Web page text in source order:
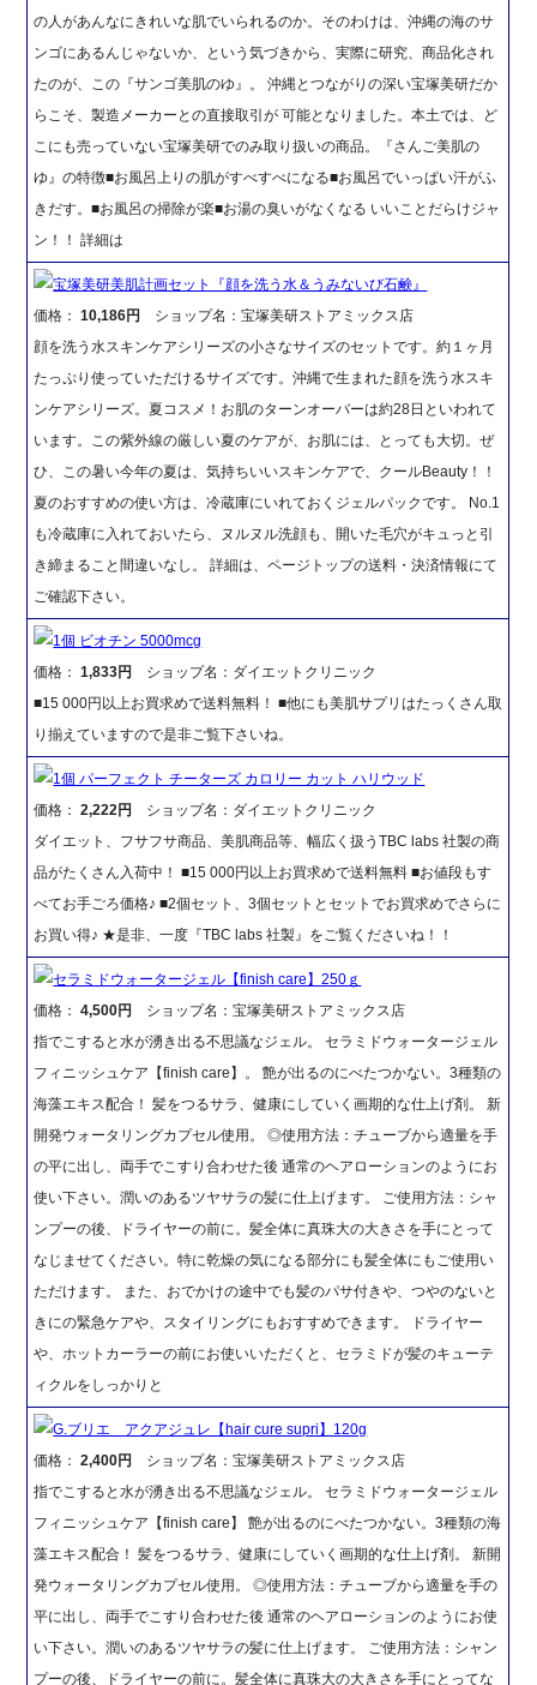
の人があんなにきれいな肌でいられるのか。そのわけは、沖縄の海のサ
ンゴにあるんじゃないか、という気づきから、実際に研究、商品化され
たのが、この『サンゴ美肌のゆ』。 沖縄とつながりの深い宝塚美研だか
らこそ、製造メーカーとの直接取引が 可能となりました。本土では、ど
こにも売っていない宝塚美研でのみ取り扱いの商品。『さんご美肌の
ゆ』の特徴■お風呂上りの肌がすべすべになる■お風呂でいっぱい汗がふ
きだす。■お風呂の掃除が楽■お湯の臭いがなくなる いいことだらけジャ
ン！！ 詳細は
宝塚美研美肌計画セット『顔を洗う水＆うみないび石鹸』
価格：10,186円
ショップ名：宝塚美研ストアミックス店
顔を洗う水スキンケアシリーズの小さなサイズのセットです。約１ヶ月
たっぷり使っていただけるサイズです。沖縄で生まれた顔を洗う水スキ
ンケアシリーズ。夏コスメ！お肌のターンオーバーは約28日といわれて
います。この紫外線の厳しい夏のケアが、お肌には、とっても大切。ぜ
ひ、この暑い今年の夏は、気持ちいいスキンケアで、クールBeauty！！
夏のおすすめの使い方は、冷蔵庫にいれておくジェルパックです。 No.1
も冷蔵庫に入れておいたら、ヌルヌル洗顔も、開いた毛穴がキュっと引
き締まること間違いなし。 詳細は、ページトップの送料・決済情報にて
ご確認下さい。
1個 ビオチン 5000mcg
価格：1,833円
ショップ名：ダイエットクリニック
■15 000円以上お買求めで送料無料！ ■他にも美肌サプリはたっくさん取
り揃えていますので是非ご覧下さいね。
1個 パーフェクト チーターズ カロリー カット ハリウッド
価格：2,222円
ショップ名：ダイエットクリニック
ダイエット、フサフサ商品、美肌商品等、幅広く扱うTBC labs 社製の商
品がたくさん入荷中！ ■15 000円以上お買求めで送料無料 ■お値段もす
べてお手ごろ価格♪ ■2個セット、3個セットとセットでお買求めでさらに
お買い得♪ ★是非、一度『TBC labs 社製』をご覧くださいね！！
セラミドウォータージェル【finish care】250ｇ
価格：4,500円
ショップ名：宝塚美研ストアミックス店
指でこすると水が湧き出る不思議なジェル。 セラミドウォータージェル
フィニッシュケア【finish care】。 艶が出るのにべたつかない。3種類の
海藻エキス配合！ 髪をつるサラ、健康にしていく画期的な仕上げ剤。 新
開発ウォータリングカプセル使用。 ◎使用方法：チューブから適量を手
の平に出し、両手でこすり合わせた後 通常のヘアローションのようにお
使い下さい。潤いのあるツヤサラの髪に仕上げます。 ご使用方法：シャ
ンプーの後、ドライヤーの前に。髪全体に真珠大の大きさを手にとって
なじませてください。特に乾燥の気になる部分にも髪全体にもご使用い
ただけます。 また、おでかけの途中でも髪のパサ付きや、つやのないと
きにの緊急ケアや、スタイリングにもおすすめできます。 ドライヤー
や、ホットカーラーの前にお使いいただくと、セラミドが髪のキューテ
ィクルをしっかりと
G.ブリエ アクアジュレ【hair cure supri】120g
価格：2,400円
ショップ名：宝塚美研ストアミックス店
指でこすると水が湧き出る不思議なジェル。 セラミドウォータージェル
フィニッシュケア【finish care】 艶が出るのにべたつかない。3種類の海
藻エキス配合！ 髪をつるサラ、健康にしていく画期的な仕上げ剤。 新開
発ウォータリングカプセル使用。 ◎使用方法：チューブから適量を手の
平に出し、両手でこすり合わせた後 通常のヘアローションのようにお使
い下さい。潤いのあるツヤサラの髪に仕上げます。 ご使用方法：シャン
プーの後、ドライヤーの前に。髪全体に真珠大の大きさを手にとってな